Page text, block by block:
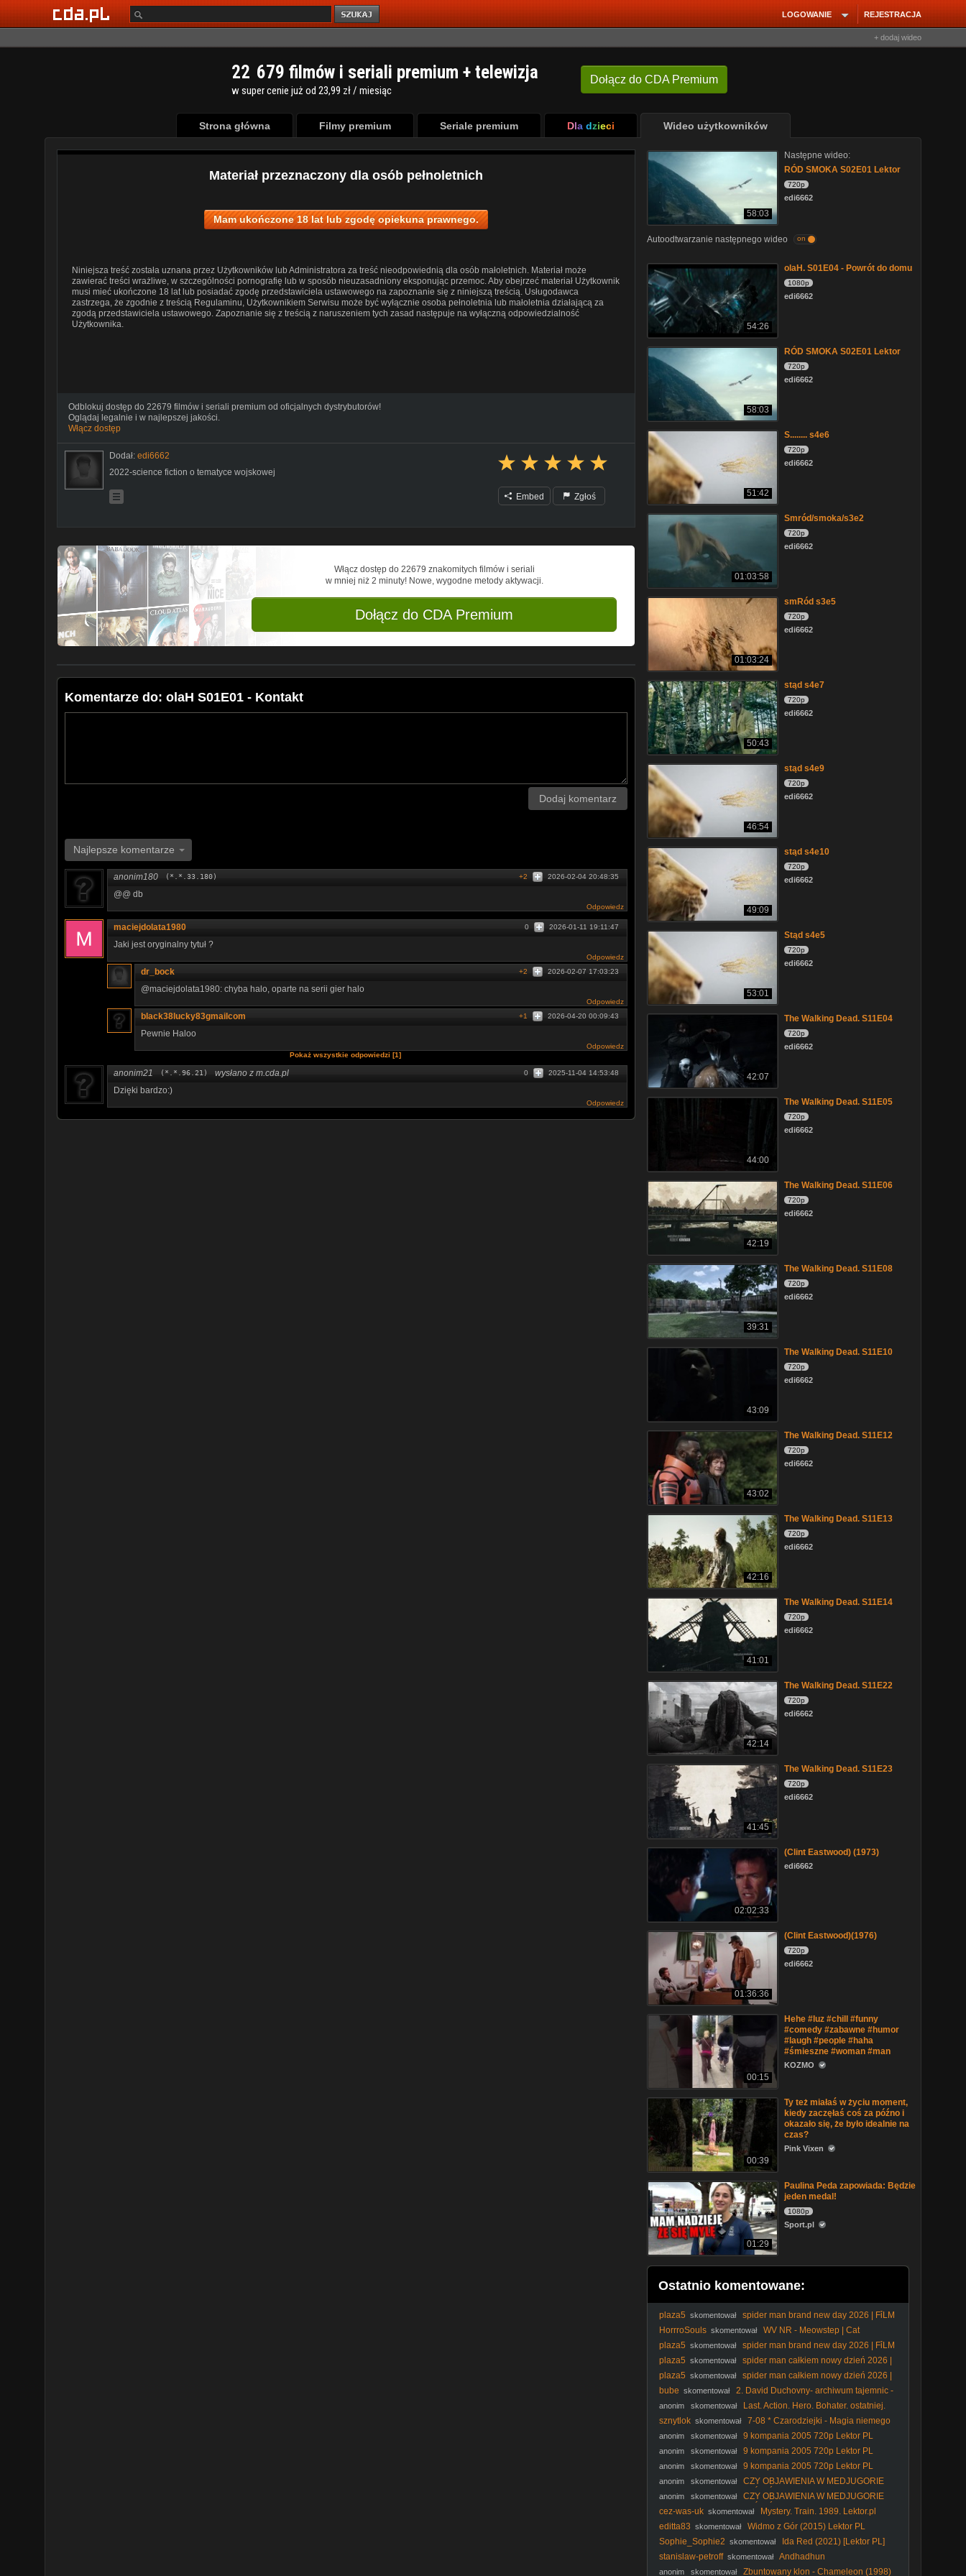
REJESTRACJA
LOGOWANIE
+ dodaj wideo
Dołącz do CDA Premium
22 679 filmów i seriali premium + telewizja
w super cenie już od 23,99 zł / miesiąc
Strona główna Filmy premium Seriale premium Dla dzieci Wideo użytkowników
Materiał przeznaczony dla osób pełnoletnich
Mam ukończone 18 lat lub zgodę opiekuna prawnego.
Niniejsza treść została uznana przez Użytkowników lub Administratora za treść nieodpowiednią dla osób małoletnich. Materiał może
zawierać treści wrażliwe, w szczególności pornografię lub w sposób nieuzasadniony eksponując przemoc. Aby obejrzeć materiał Użytkownik
musi mieć ukończone 18 lat lub posiadać zgodę przedstawiciela ustawowego na zapoznanie się z niniejszą treścią. Usługodawca
zastrzega, że zgodnie z treścią Regulaminu, Użytkownikiem Serwisu może być wyłącznie osoba pełnoletnia lub małoletnia działającą za
zgodą przedstawiciela ustawowego. Zapoznanie się z treścią z naruszeniem tych zasad następuje na wyłączną odpowiedzialność
Użytkownika.
Odblokuj dostęp do 22679 filmów i seriali premium od oficjalnych dystrybutorów!
Oglądaj legalnie i w najlepszej jakości.
Włącz dostęp
Dodał: edi6662
2022-science fiction o tematyce wojskowej
Embed Zgłoś
Włącz dostęp do 22679 znakomitych filmów i seriali
w mniej niż 2 minuty! Nowe, wygodne metody aktywacji.
Dołącz do CDA Premium
Komentarze do: olaH S01E01 - Kontakt
Dodaj komentarz
Najlepsze komentarze
anonim180 (*.*.33.180) 2026-02-04 20:48:35
+2
@@ db
Odpowiedz
maciejdolata1980 2026-01-11 19:11:47
0
Jaki jest oryginalny tytuł ?
Odpowiedz
dr_bock 2026-02-07 17:03:23
+2
@maciejdolata1980: chyba halo, oparte na serii gier halo
Odpowiedz
black38lucky83gmailcom 2026-04-20 00:09:43
+1
Pewnie Haloo
Odpowiedz
Pokaż wszystkie odpowiedzi [1]
anonim21 (*.*.96.21) wysłano z m.cda.pl 2025-11-04 14:53:48
0
Dzięki bardzo:)
Odpowiedz
58:03
Następne wideo:
RÓD SMOKA S02E01 Lektor
720p
edi6662
Autoodtwarzanie następnego wideo on
54:26
olaH. S01E04 - Powrót do domu
1080p
edi6662
58:03
RÓD SMOKA S02E01 Lektor
720p
edi6662
51:42
S........ s4e6
720p
edi6662
01:03:58
Smród/smoka/s3e2
720p
edi6662
01:03:24
smRód s3e5
720p
edi6662
50:43
stąd s4e7
720p
edi6662
46:54
stąd s4e9
720p
edi6662
49:09
stąd s4e10
720p
edi6662
53:01
Stąd s4e5
720p
edi6662
42:07
The Walking Dead. S11E04
720p
edi6662
44:00
The Walking Dead. S11E05
720p
edi6662
42:19
The Walking Dead. S11E06
720p
edi6662
39:31
The Walking Dead. S11E08
720p
edi6662
43:09
The Walking Dead. S11E10
720p
edi6662
43:02
The Walking Dead. S11E12
720p
edi6662
42:16
The Walking Dead. S11E13
720p
edi6662
41:01
The Walking Dead. S11E14
720p
edi6662
42:14
The Walking Dead. S11E22
720p
edi6662
41:45
The Walking Dead. S11E23
720p
edi6662
02:02:33
(Clint Eastwood) (1973)
edi6662
01:36:36
(Clint Eastwood)(1976)
720p
edi6662
00:15
Hehe #luz #chill #funny
#comedy #zabawne #humor
#laugh #people #haha
#śmieszne #woman #man
KOZMO
00:39
Ty też miałaś w życiu moment,
kiedy zaczęłaś coś za późno i
okazało się, że było idealnie na
czas?
Pink Vixen
01:29
Paulina Peda zapowiada: Będzie
jeden medal!
1080p
Sport.pl
Ostatnio komentowane:
plaza5 skomentował
spider man brand new day 2026 | FỉLM
W OPỉSỉE
HorrroSouls skomentował
WV NR - Meowstep | Cat
Meowing (Dubstep Remix)
plaza5 skomentował
spider man brand new day 2026 | FỉLM
W OPỉSỉE
plaza5 skomentował
spider man całkiem nowy dzień 2026 |
FỉLM W OPỉSỉE
plaza5 skomentował
spider man całkiem nowy dzień 2026 |
FỉLM W OPỉSỉE
bube skomentował
2. David Duchovny- archiwum tajemnic -
anonim skomentował
Last. Action. Hero. Bohater. ostatniej.
akcji. 1993. Lektor.pl
sznytlok skomentował
7-08 * Czarodziejki - Magia niemego
anonim skomentował 9 kompania 2005 720p Lektor PL
anonim skomentował 9 kompania 2005 720p Lektor PL
anonim skomentował 9 kompania 2005 720p Lektor PL
anonim skomentował
CZY OBJAWIENIA W MEDJUGORIE
SĄ UZNANE PRZEZ KOŚCIÓŁ? Nie obejrzałeś całego, nie
anonim skomentował
CZY OBJAWIENIA W MEDJUGORIE
SĄ UZNANE PRZEZ KOŚCIÓŁ? Nie obejrzałeś całego, nie
cez-was-uk skomentował
Mystery. Train. 1989. Lektor.pl
editta83 skomentował
Widmo z Gór (2015) Lektor PL
Sophie_Sophie2 skomentował
Ida Red (2021) [Lektor PL]
stanislaw-petroff skomentował Andhadhun
anonim skomentował Zbuntowany klon - Chameleon (1998)